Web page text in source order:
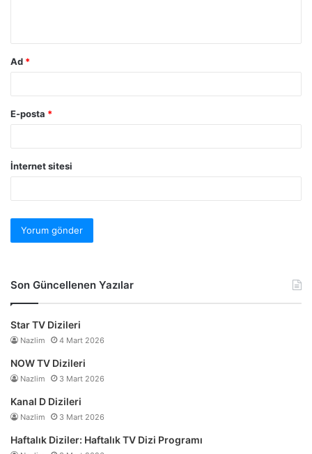
Ad *
E-posta *
İnternet sitesi
Son Güncellenen Yazılar
Star TV Dizileri
Nazlim 4 Mart 2026
NOW TV Dizileri
Nazlim 3 Mart 2026
Kanal D Dizileri
Nazlim 3 Mart 2026
Haftalık Diziler: Haftalık TV Dizi Programı